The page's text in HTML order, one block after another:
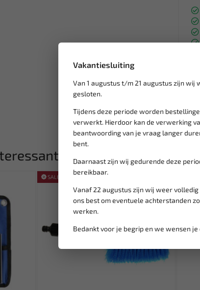
Vakantiesluiting
Van 1 augustus t/m 21 augustus zijn wij
gesloten.
Tijdens deze periode worden
verwerkt. Hierdoor kan de verwerking
beantwoording van je vraag langer
bent.
Daarnaast zijn wij gedurende deze
bereikbaar.
Vanaf 22 augustus zijn wij weer
ons best om eventuele achterstanden
werken.
Bedankt voor je begrip en we wensen
SALE!